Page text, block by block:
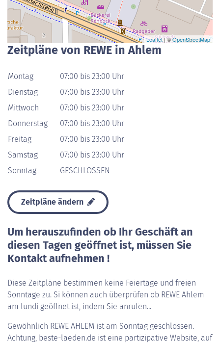
Leaflet| ©OpenStreetMap
Zeitpläne von REWE in Ahlem
Montag
07:00 bis 23:00 Uhr
Dienstag
07:00 bis 23:00 Uhr
Mittwoch
07:00 bis 23:00 Uhr
Donnerstag
07:00 bis 23:00 Uhr
Freitag
07:00 bis 23:00 Uhr
Samstag
07:00 bis 23:00 Uhr
Sonntag
GESCHLOSSEN
Zeitpläne ändern
Um herauszufinden ob Ihr Geschäft an
diesen Tagen geöffnet ist, müssen Sie
Kontakt aufnehmen !
Diese Zeitpläne bestimmen keine Feiertage und freien
Sonntage zu. Si können auch überprüfen ob REWE Ahlem
am lundi geöffnet ist, indem Sie anrufen...
Gewöhnlich REWE AHLEM ist am Sonntag geschlossen.
Achtung, beste-laeden.de ist eine partizipative Website, auf